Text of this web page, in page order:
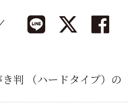
判 （ハードタイプ）の